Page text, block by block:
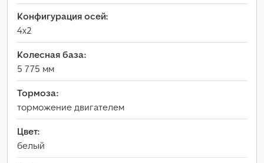
Конфигурация осей:
4x2
Колесная база:
5 775 мм
Тормоза:
торможение двигателем
Цвет:
белый